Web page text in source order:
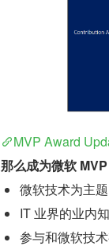
MVP Award
那么成为微软
微软技术为主
IT 业界的业内
参与和微软技